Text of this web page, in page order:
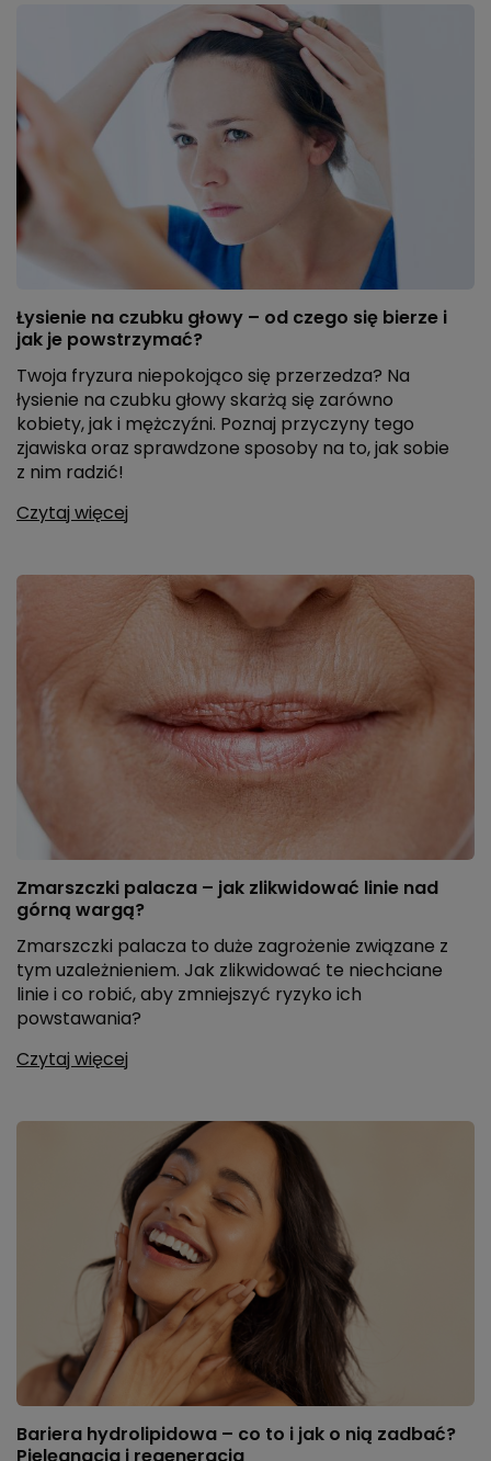
Łysienie na czubku głowy – od czego się bierze i
jak je powstrzymać?
Twoja fryzura niepokojąco się przerzedza? Na
łysienie na czubku głowy skarżą się zarówno
kobiety, jak i mężczyźni. Poznaj przyczyny tego
zjawiska oraz sprawdzone sposoby na to, jak sobie
z nim radzić!
Czytaj więcej
Zmarszczki palacza – jak zlikwidować linie nad
górną wargą?
Zmarszczki palacza to duże zagrożenie związane z
tym uzależnieniem. Jak zlikwidować te niechciane
linie i co robić, aby zmniejszyć ryzyko ich
powstawania?
Czytaj więcej
Bariera hydrolipidowa – co to i jak o nią zadbać?